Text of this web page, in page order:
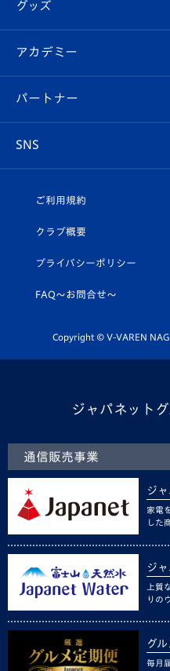
チケット
イベント
メディア
ホームタウン
スタッフプロフィール
マスコット紹介
平和祈念活動
ホームタウン活動
Revive Team
ヴィヴィくんの長崎おもて
フォトギャラリー
スタジアムグルメ
V-LOVERS（ファンクラブ
プレイヤーズスイート
グッズ
オンラインショップ
店舗情報
アカデミー
育成からのお知らせ
U-18
スクール
パートナー
SNS
ヴィヴィくんインスタグラム
公式LINE＠
ご利用規約
クラブ概要
プライバシーポリシー
FAQ〜お問合せ〜
Copyright © V-VAREN
ジャパネット
通信販売事業
ジ
家電
した
ジ
上質
りの
グ
毎月